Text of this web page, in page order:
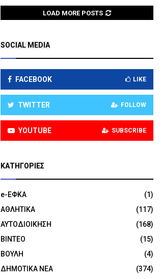
LOAD MORE POSTS
SOCIAL MEDIA
FACEBOOK LIKE
TWITTER FOLLOW
YOUTUBE SUBSCRIBE
KΑΤΗΓΟΡΊΕΣ
e-ΕΦΚΑ
(1)
ΑΘΛΗΤΙΚΑ
(117)
ΑΥΤΟΔΙΟΙΚΗΣΗ
(168)
ΒΙΝΤΕΟ
(15)
ΒΟΥΛΗ
(4)
ΔΗΜΟΤΙΚΑ ΝΕΑ
(374)